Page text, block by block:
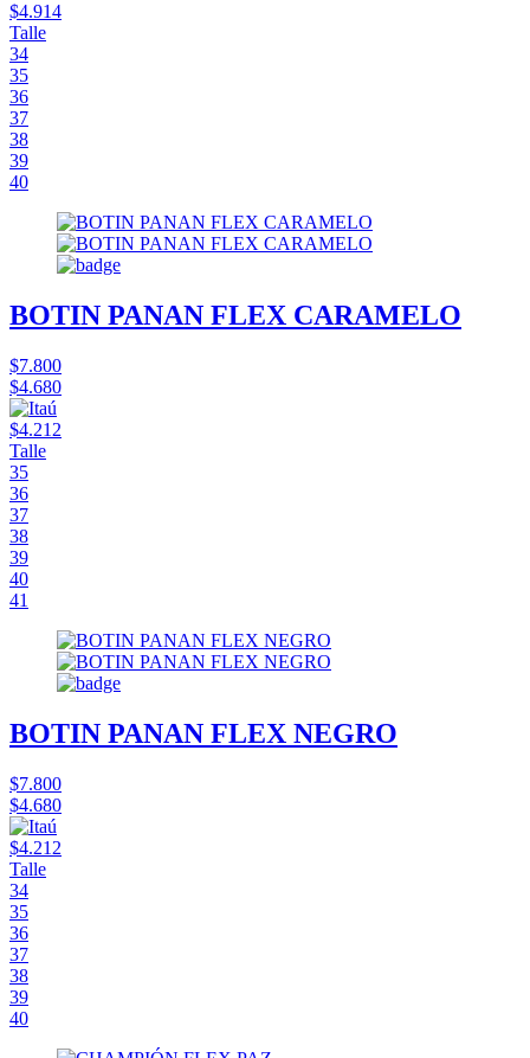
$4.914
Talle
34
35
36
37
38
39
40
BOTIN PANAN FLEX CARAMELO
$7.800
$4.680
$4.212
Talle
35
36
37
38
39
40
41
BOTIN PANAN FLEX NEGRO
$7.800
$4.680
$4.212
Talle
34
35
36
37
38
39
40